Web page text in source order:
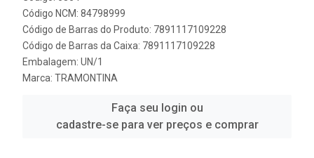
Código NCM: 84798999
Código de Barras do Produto: 7891117109228
Código de Barras da Caixa: 7891117109228
Embalagem: UN/1
Marca: TRAMONTINA
Faça seu login ou
cadastre-se para ver preços e comprar